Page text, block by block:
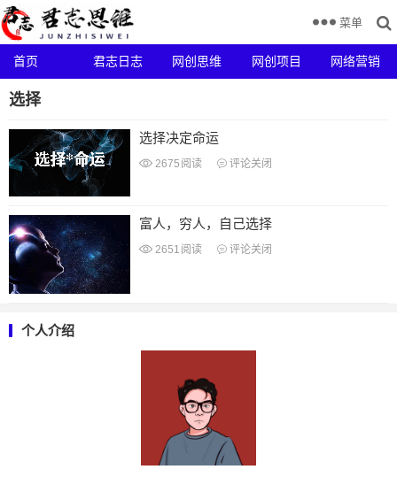
首页 君志日志 网创思维 网创项目 网络营销
菜单
选择
选择决定命运
2675 阅读 评论关闭
富人，穷人，自己选择
2651 阅读 评论关闭
个人介绍